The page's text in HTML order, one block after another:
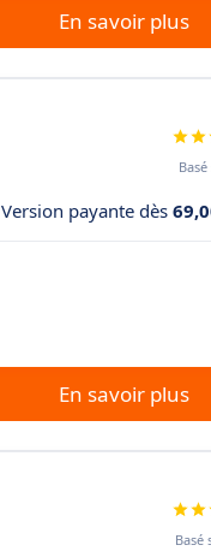
En savoir plus
Version payante dès
En savoir plus
Basé